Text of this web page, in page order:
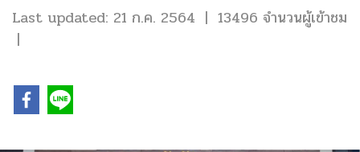
Last updated: 21 ก.ค. 2564 | 13496 จำนวนผู้เข้าชม
|